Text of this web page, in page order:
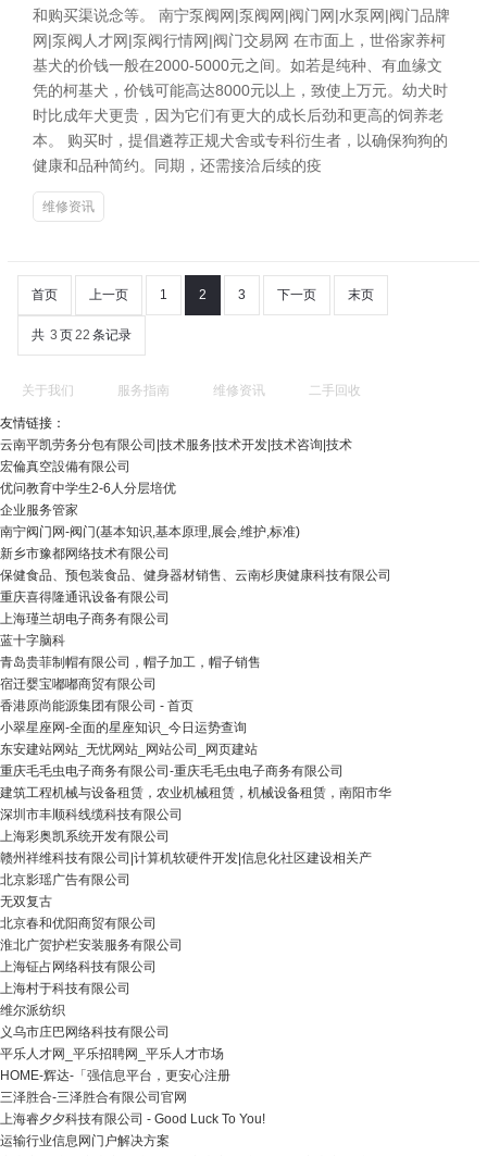
和购买渠说念等。 南宁泵阀网|泵阀网|阀门网|水泵网|阀门品牌
网|泵阀人才网|泵阀行情网|阀门交易网 在市面上，世俗家养柯
基犬的价钱一般在2000-5000元之间。如若是纯种、有血缘文
凭的柯基犬，价钱可能高达8000元以上，致使上万元。幼犬时
时比成年犬更贵，因为它们有更大的成长后劲和更高的饲养老
本。 购买时，提倡遴荐正规犬舍或专科衍生者，以确保狗狗的
健康和品种简约。同期，还需接洽后续的疫
维修资讯
首页 上一页 1 2 3 下一页 末页
共 3 页22 条记录
关于我们 服务指南 维修资讯 二手回收
友情链接：
云南平凯劳务分包有限公司|技术服务|技术开发|技术咨询|技术
宏倫真空設備有限公司
优问教育中学生2-6人分层培优
企业服务管家
南宁阀门网-阀门(基本知识,基本原理,展会,维护,标准)
新乡市豫都网络技术有限公司
保健食品、预包装食品、健身器材销售、云南杉庚健康科技有限公司
重庆喜得隆通讯设备有限公司
上海瑾兰胡电子商务有限公司
蓝十字脑科
青岛贵菲制帽有限公司，帽子加工，帽子销售
宿迁婴宝嘟嘟商贸有限公司
香港原尚能源集团有限公司 - 首页
小翠星座网-全面的星座知识_今日运势查询
东安建站网站_无忧网站_网站公司_网页建站
重庆毛毛虫电子商务有限公司-重庆毛毛虫电子商务有限公司
建筑工程机械与设备租赁，农业机械租赁，机械设备租赁，南阳市华
深圳市丰顺科线缆科技有限公司
上海彩奥凯系统开发有限公司
赣州祥维科技有限公司|计算机软硬件开发|信息化社区建设相关产
北京影瑶广告有限公司
无双复古
北京春和优阳商贸有限公司
淮北广贺护栏安装服务有限公司
上海钲占网络科技有限公司
上海村于科技有限公司
维尔派纺织
义乌市庄巴网络科技有限公司
平乐人才网_平乐招聘网_平乐人才市场
HOME-辉达-「强信息平台，更安心注册
三泽胜合-三泽胜合有限公司官网
上海睿夕夕科技有限公司 - Good Luck To You!
运输行业信息网门户解决方案